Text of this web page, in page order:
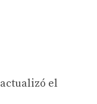
actualizó el